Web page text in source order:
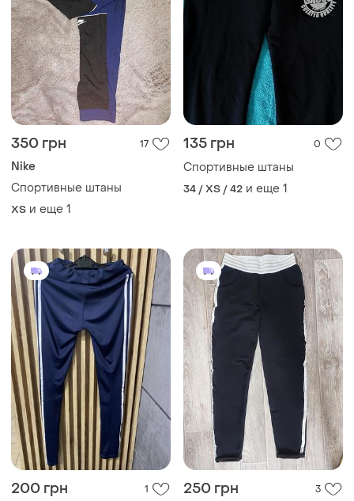
350 грн 17
Nike
Спортивные штаны
ХS и еще 1
135 грн 0
Спортивные штаны
34 / XS / 42 и еще 1
200 грн 1 250 грн 3